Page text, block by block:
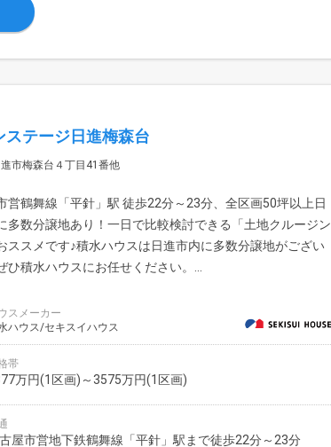
ステージ日進梅森台
市梅森台４丁目41番他
営鶴舞線「平針」駅 徒歩22分～23分、全区画50坪以上日
多数分譲地あり！一日で比較検討できる「土地クルージン
ススメです♪積水ハウスは日進市内に多数分譲地がござい
ひ積水ハウスにお任せください。...
スメーカー
ハウス/セキスイハウス
帯
万円(1区画)～3575万円(1区画)
屋市営地下鉄鶴舞線「平針」駅まで徒歩22分～23分